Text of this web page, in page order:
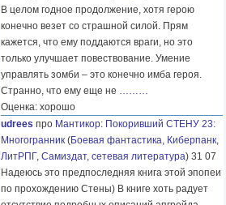
В целом годное продолжение, хотя герою
конечно везет со страшной силой. Прям
кажется, что ему поддаются враги, но это
только улучшает повествование. Умение
управлять зомби – это конечно имба героя.
Странно, что ему еще не ………
Оценка: хорошо
udrees про Мантикор: Покоривший СТЕНУ 23:
Многогранник (Боевая фантастика, Киберпанк,
ЛитРПГ, Самиздат, сетевая литература) 31 07
Надеюсь это предпоследняя книга этой эпопеи
по прохождению Стены) В книге хоть радует